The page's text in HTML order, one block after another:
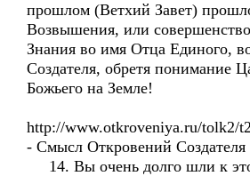
прошлом (Ветхий Завет)
Возвышения, или
Знания во имя Отца Единого,
Создателя, обретя понимание
Божьего на Земле!
http://www.otkroveniya.ru/tolk2/
- Смысл Откровений Создателя
14. Вы очень долго шли к